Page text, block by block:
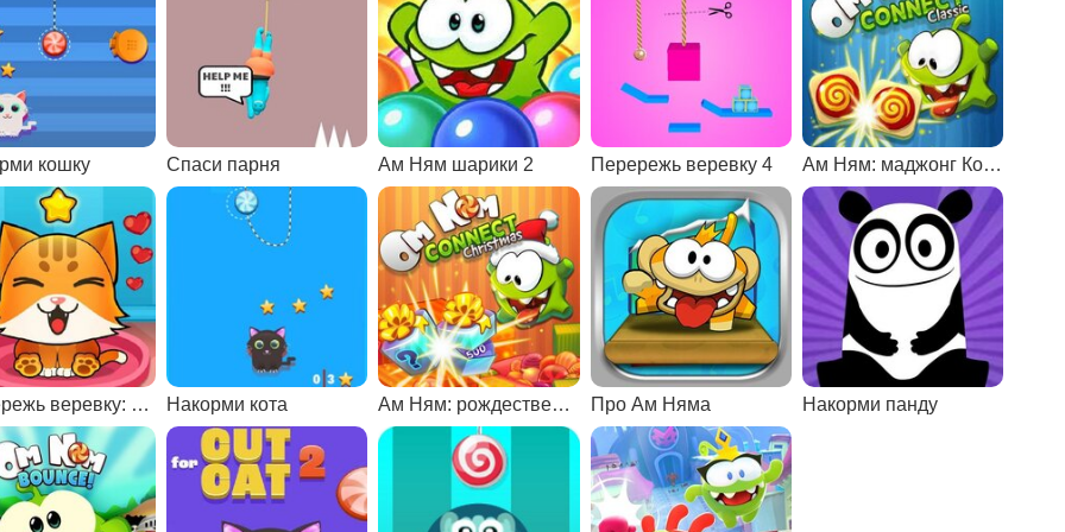
кошку Спаси парня Ам Ням шарики 2 Перережь веревку 4 Ам Ням: маджонг Коннект
Перережь веревку: накорми кошку Накорми кота Ам Ням: рождественский Коннект Про Ам Няма Накорми панду